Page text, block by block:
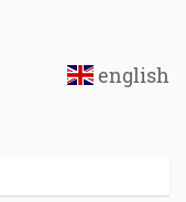
english